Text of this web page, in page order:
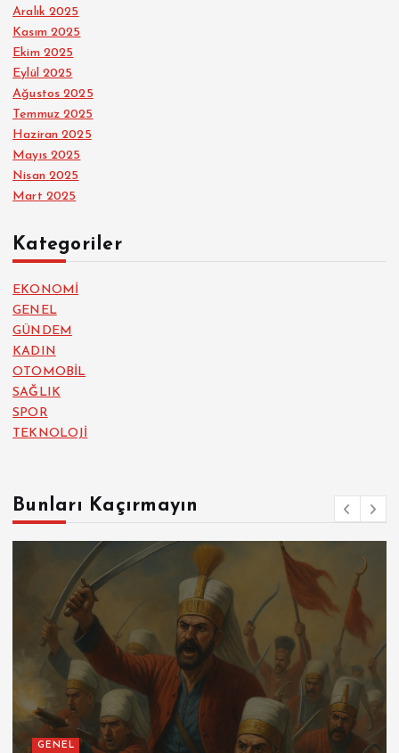
Aralık 2025
Kasım 2025
Ekim 2025
Eylül 2025
Ağustos 2025
Temmuz 2025
Haziran 2025
Mayıs 2025
Nisan 2025
Mart 2025
Kategoriler
EKONOMİ
GENEL
GÜNDEM
KADIN
OTOMOBİL
SAĞLIK
SPOR
TEKNOLOJİ
Bunları Kaçırmayın
GENEL